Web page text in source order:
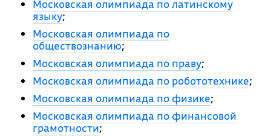
Московская олимпиада по латинскому
языку;
Московская олимпиада по
обществознанию;
Московская олимпиада по праву;
Московская олимпиада по робототехнике;
Московская олимпиада по физике;
Московская олимпиада по финансовой
грамотности;